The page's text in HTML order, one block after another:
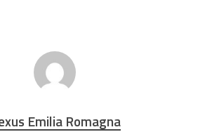
Emilia Romagna